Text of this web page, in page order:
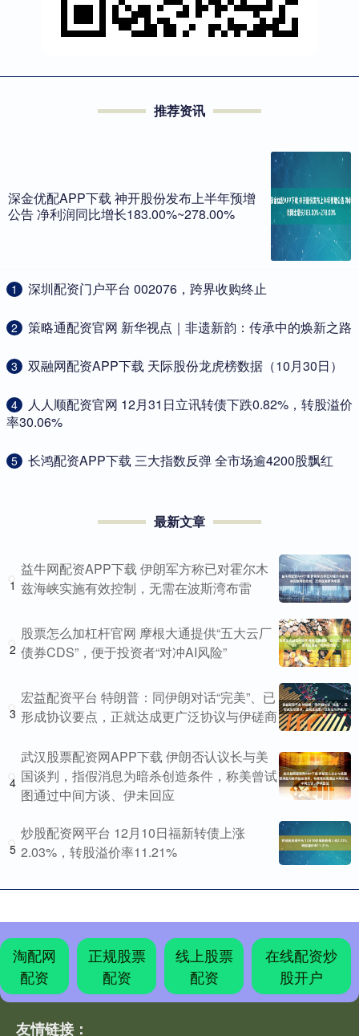
推荐资讯
深金优配APP下载 神开股份发布上半年预增
公告 净利润同比增长183.00%~278.00%
1 ​深圳配资门户平台 002076，跨界收购终止
2 ​策略通配资官网 新华视点｜非遗新韵：传承中的焕新之路
3 ​双融网配资APP下载 天际股份龙虎榜数据（10月30日）
4
​人人顺配资官网 12月31日立讯转债下跌0.82%，转股溢价
率30.06%
5 ​长鸿配资APP下载 三大指数反弹 全市场逾4200股飘红
最新文章
1
益牛网配资APP下载 伊朗军方称已对霍尔木
兹海峡实施有效控制，无需在波斯湾布雷
2
股票怎么加杠杆官网 摩根大通提供“五大云厂
债券CDS”，便于投资者“对冲AI风险”
3
宏益配资平台 特朗普：同伊朗对话“完美”、已
形成协议要点，正就达成更广泛协议与伊磋商
4
武汉股票配资网APP下载 伊朗否认议长与美
国谈判，指假消息为暗杀创造条件，称美曾试
图通过中间方谈、伊未回应
5
炒股配资网平台 12月10日福新转债上涨
2.03%，转股溢价率11.21%
淘配网
配资
正规股票
配资
线上股票
配资
在线配资炒
股开户
友情链接：